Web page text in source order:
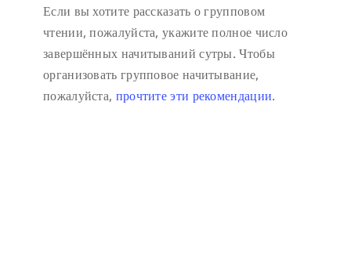
Если вы хотите рассказать о групповом
чтении, пожалуйста, укажите полное число
завершённых начитываний сутры. Чтобы
организовать групповое начитывание,
пожалуйста, прочтите эти рекомендации.